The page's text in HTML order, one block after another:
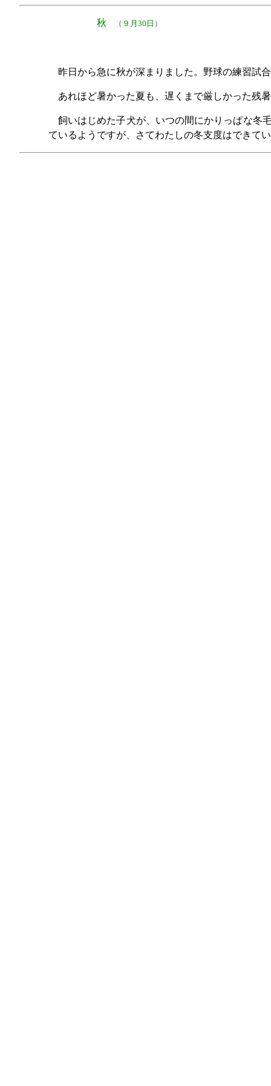
秋 （９月30日）
昨日から急に秋が深まりました。野球の練習試
あれほど暑かった夏も、遅くまで厳しかった残
飼いはじめた子犬が、いつの間にかりっぱな冬
ているようですが、さてわたしの冬支度はできて